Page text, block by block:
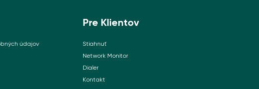
údajov
Pre Klientov
Stiahnuť
Network Monitor
Dialer
Kontakt